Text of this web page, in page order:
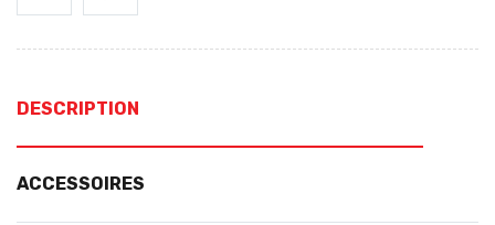
DESCRIPTION
ACCESSOIRES